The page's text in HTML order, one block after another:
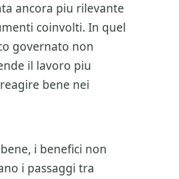
ancora piu rilevante
coinvolti. In quel
governato non
il lavoro piu
bene nei
i benefici non
i passaggi tra